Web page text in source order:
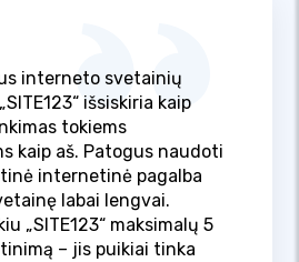
interneto svetainių
išsiskiria kaip
tokiems
kaip aš. Patogus naudoti
internetinė pagalba
labai lengvai.
„SITE123“ maksimalų 5
– jis puikiai tinka